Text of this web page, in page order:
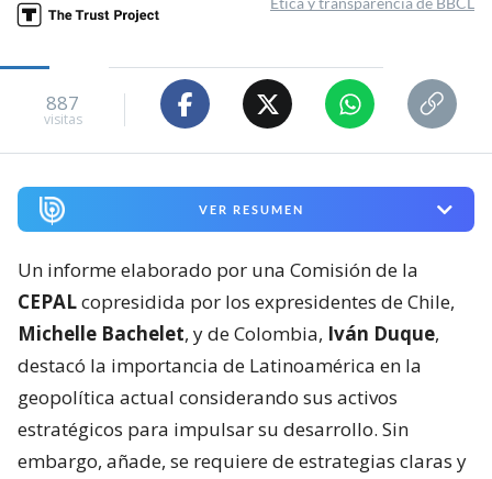
887
visitas
VER RESUMEN
Un informe elaborado por una Comisión de la
CEPALcopresidida por los expresidentes de Chile,
Michelle Bachelet, y de Colombia, Iván Duque,
destacó la importancia de Latinoamérica en la
geopolítica actual considerando sus activos
estratégicos para impulsar su desarrollo. Sin
embargo, añade, se requiere de estrategias claras y